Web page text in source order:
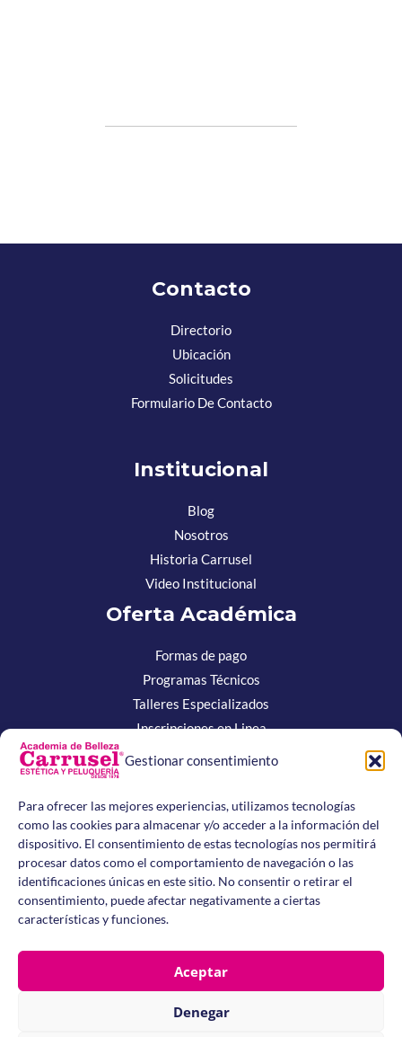
Gestionar consentimiento
Para ofrecer las mejores experiencias, utilizamos tecnologías
como las cookies para almacenar y/o acceder a la información del
dispositivo. El consentimiento de estas tecnologías nos permitirá
procesar datos como el comportamiento de navegación o las
identificaciones únicas en este sitio. No consentir o retirar el
consentimiento, puede afectar negativamente a ciertas
características y funciones.
Aceptar
Denegar
Contacto
Directorio
Ubicación
Solicitudes
Formulario De Contacto
Institucional
Blog
Nosotros
Historia Carrusel
Video Institucional
Oferta Académica
Formas de pago
Programas Técnicos
Talleres Especializados
Inscripciones en Linea
Politica Talleres
Tratamiento de Datos
Manual de Convivencia
Procedimientos Programas
Academia de Belleza Carrusel –Carrera 25 # 4 – 55, San
Fernando, Cali – Valle del Cauca, Colombia
3156479012–3164710534–3175618732
4143.2.21.6840 del 18 de agosto de 2009 - Secretaría de
Educación Municipal de Santiago de Cali.